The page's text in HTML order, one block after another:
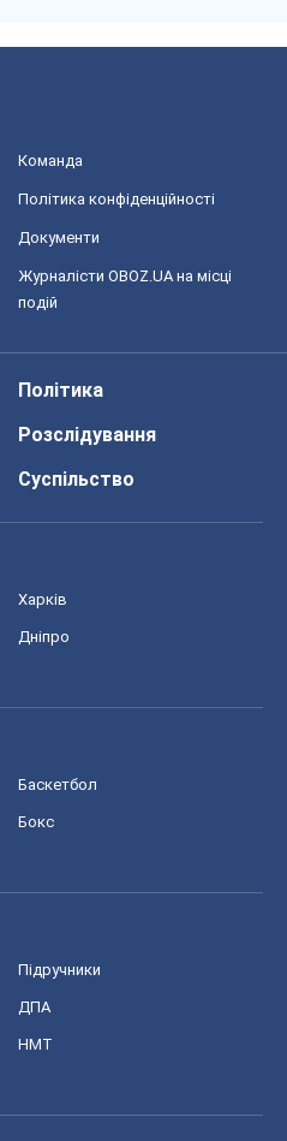
Команда
Політика конфіденційності
Документи
Журналісти OBOZ.UA на місці
подій
Політика
Розслідування
Суспільство
Харків
Дніпро
Баскетбол
Бокс
Підручники
ДПА
НМТ